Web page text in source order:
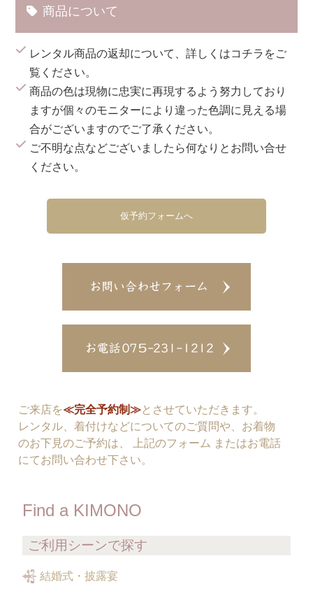
商品について
レンタル商品の返却について、詳しくはコチラ をご
覧ください。
商品の色は現物に忠実に再現するよう努力しており
ますが個々のモニターにより違った色調に見える場
合がございますのでご了承ください。
ご不明な点などございましたら何なりとお問い合せ
ください。
仮予約フォームへ
ご来店を≪完全予約制≫とさせていただきます。
レンタル、着付けなどについてのご質問や、お着物
のお下見のご予約は、 上記のフォーム またはお電話
にてお問い合わせ下さい。
Find a KIMONO
ご利用シーンで探す
結婚式・披露宴